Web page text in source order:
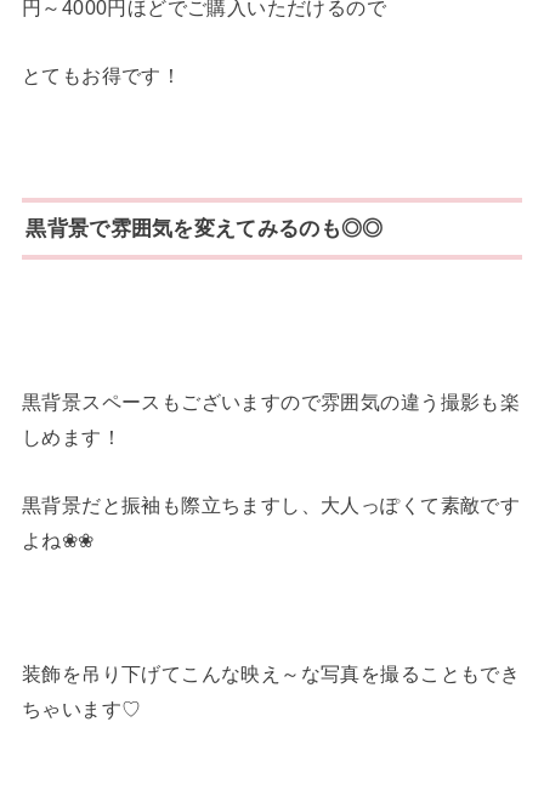
円～4000円ほどでご購入いただけるので
とてもお得です！
黒背景で雰囲気を変えてみるのも◎◎
黒背景スペースもございますので雰囲気の違う撮影も楽
しめます！
黒背景だと振袖も際立ちますし、大人っぽくて素敵です
よね❀❀
装飾を吊り下げてこんな映え～な写真を撮ることもでき
ちゃいます♡